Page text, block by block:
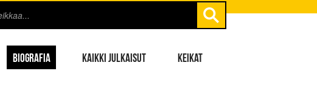
BIOGRAFIA KAIKKI JULKAISUT KEIKAT